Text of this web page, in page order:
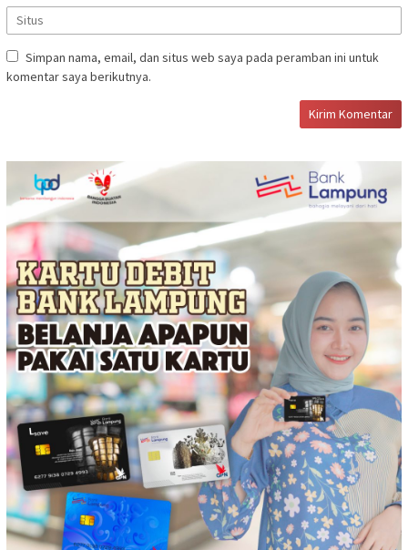
Simpan nama, email, dan situs web saya pada peramban ini untuk
komentar saya berikutnya.